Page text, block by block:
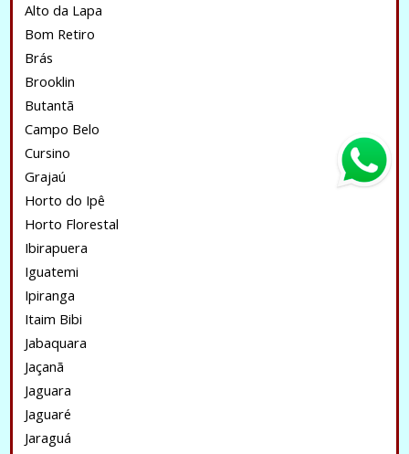
Alto da Lapa
Bom Retiro
Brás
Brooklin
Butantã
Campo Belo
Cursino
Grajaú
Horto do Ipê
Horto Florestal
Ibirapuera
Iguatemi
Ipiranga
Itaim Bibi
Jabaquara
Jaçanã
Jaguara
Jaguaré
Jaraguá